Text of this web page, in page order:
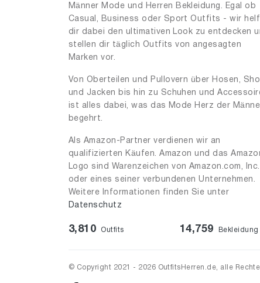
Männer Mode und Herren Bekleidung. Egal ob
Casual, Business oder Sport Outfits - wir
dir dabei den ultimativen Look zu entdecken
stellen dir täglich Outfits von angesagten
Marken vor.
Von Oberteilen und Pullovern über Hosen,
und Jacken bis hin zu Schuhen und
ist alles dabei, was das Mode Herz der
begehrt.
Als Amazon-Partner verdienen wir an
qualifizierten Käufen. Amazon und das
Logo sind Warenzeichen von Amazon.com, Inc.
oder eines seiner verbundenen Unternehmen.
Weitere Informationen finden Sie unter
Datenschutz
3,810 Outfits 14,759 Bekleidung
© Copyright 2021 - 2026 OutfitsHerren.de, alle Rechte